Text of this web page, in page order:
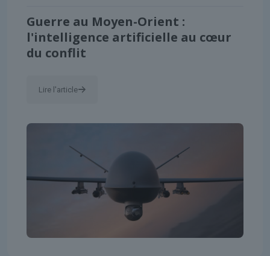
Guerre au Moyen-Orient :
l'intelligence artificielle au cœur
du conflit
Lire l'article